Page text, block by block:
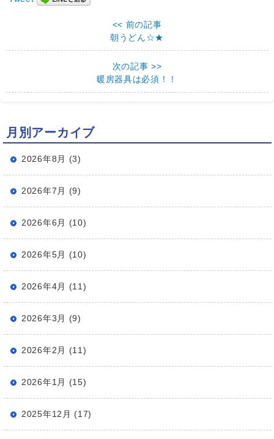
<< 前の記事
朝うどん☆★
次の記事 >>
暖房器具は必須！！
月別アーカイブ
2026年8月 (3)
2026年7月 (9)
2026年6月 (10)
2026年5月 (10)
2026年4月 (11)
2026年3月 (9)
2026年2月 (11)
2026年1月 (15)
2025年12月 (17)